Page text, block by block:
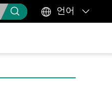
  언어 